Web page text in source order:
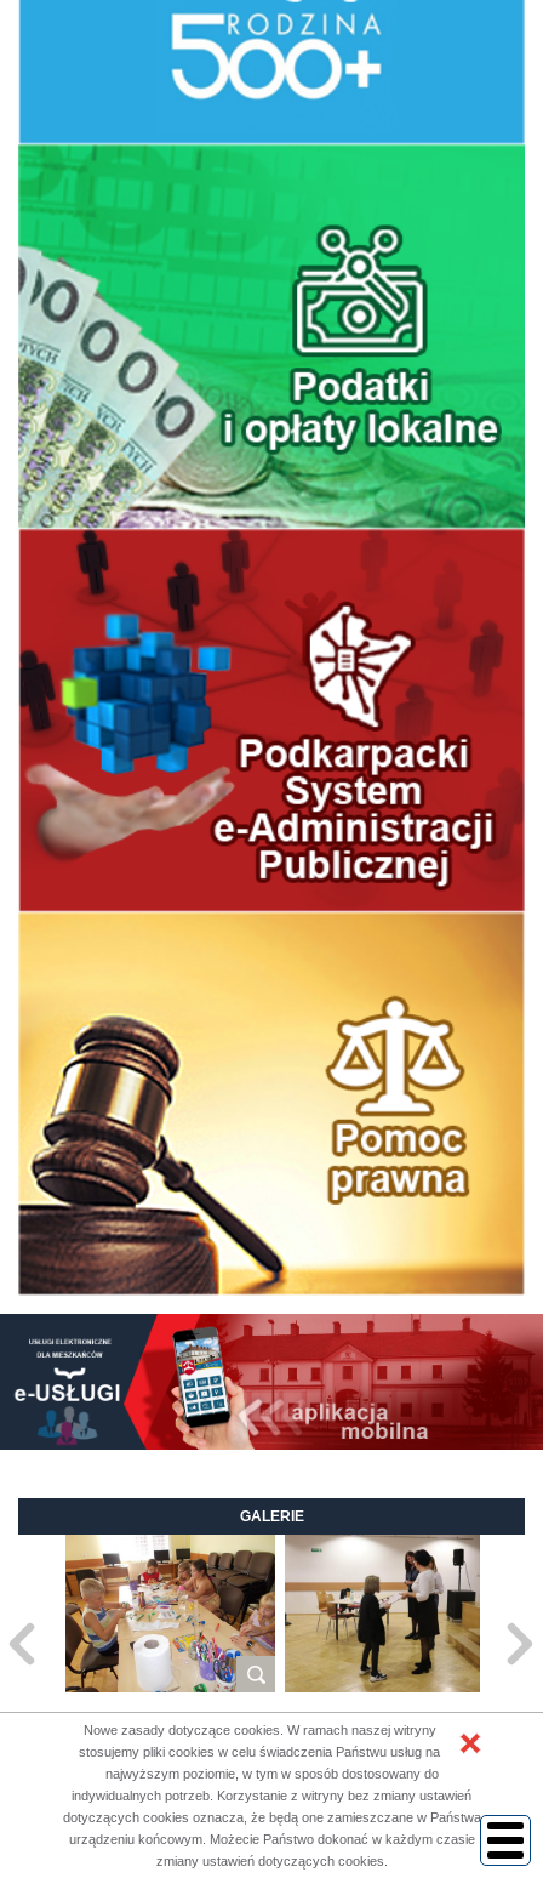
GALERIE
PARTNERZY
Nowe zasady dotyczące cookies. W ramach naszej witryny
stosujemy pliki cookies w celu świadczenia Państwu usług na
najwyższym poziomie, w tym w sposób dostosowany do
indywidualnych potrzeb. Korzystanie z witryny bez zmiany ustawień
dotyczących cookies oznacza, że będą one zamieszczane w Państwa
urządzeniu końcowym. Możecie Państwo dokonać w każdym czasie
zmiany ustawień dotyczących cookies.